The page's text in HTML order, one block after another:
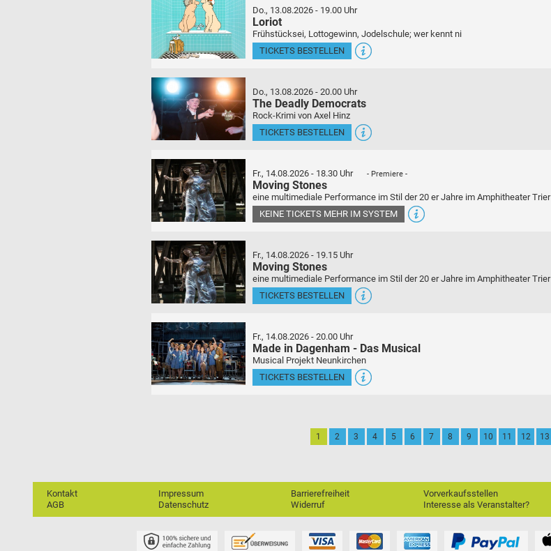
Do., 13.08.2026 - 19.00 Uhr
Loriot
Frühstücksei, Lottogewinn, Jodelschule; wer kennt ni
TICKETS BESTELLEN
Do., 13.08.2026 - 20.00 Uhr
The Deadly Democrats
Rock-Krimi von Axel Hinz
TICKETS BESTELLEN
Fr., 14.08.2026 - 18.30 Uhr - Premiere -
Moving Stones
eine multimediale Performance im Stil der 20 er Jahre im Amphitheater Trier
KEINE TICKETS MEHR IM SYSTEM
Fr., 14.08.2026 - 19.15 Uhr
Moving Stones
eine multimediale Performance im Stil der 20 er Jahre im Amphitheater Trier
TICKETS BESTELLEN
Fr., 14.08.2026 - 20.00 Uhr
Made in Dagenham - Das Musical
Musical Projekt Neunkirchen
TICKETS BESTELLEN
1 2 3 4 5 6 7 8 9 10 11 12 13
Kontakt
AGB
Impressum
Datenschutz
Barrierefreiheit
Widerruf
Vorverkaufsstellen
Interesse als Veranstalter?